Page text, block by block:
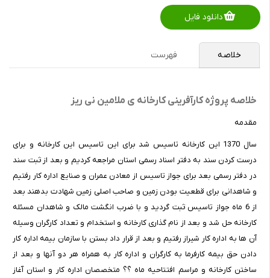
دانلود فایل
خلاصه فهرست
خلاصه پروژه کارآفرینی کارخانه ی ملامین نی ریز
مقدمه
سال 1370 این کارخانه تاسیس شد برای این تاسیس این کارخانه و برای
درست کردن سند به دفتر اسناد رسمی استان مراجعه کردیم و بعد از ثبت سند
در دفتر رسمی بعد برای جواز تاسیس از معادن عمران و صنایع اداره کار رفتیم
و شاهدانی برای قطعیت بودن زمین و صاحب اصلی زمین شهادت بدهند بعد
از 6 ماه جواز تاسیس ثبت گردید و با ضرب انگشت مالک و شاهدان مسئله
کارخانه حل شد و بعد از نام گذاری کارخانه و استخدام و تعداد کارگران وسیله
آن ها به اداره کار شیراز رفتیم و بعد از قرار داد بستن با سازمان بیمه اداره کار
دادن حق بیمه کارفرما به کارگران و اداره کار به همراه هر دو آنها و بعد از
ساختن کارخانه و مراسم افتتاحیه ماه ؟؟ متخصصان اداره کار و استان آغاز